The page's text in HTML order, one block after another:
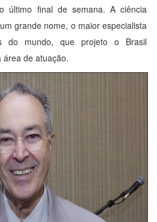
último final de semana. A ciência
grande nome, o maior especialista
do mundo, que projeto o Brasil
de atuação.